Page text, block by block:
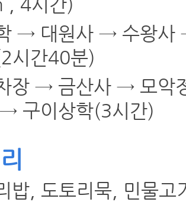
→ 대원사 → 수왕
시간40분)
장 → 금산사 → 모
구이상학(3시간)
밥, 도토리묵, 민물고